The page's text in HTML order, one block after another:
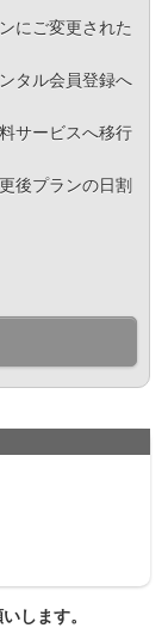
にご変更された
タル会員登録へ
サービスへ移行
後プランの日割
します。